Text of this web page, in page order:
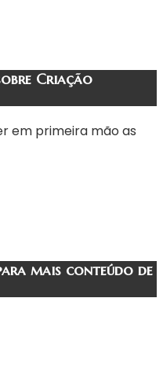
Criação
em primeira mão as
mais conteúdo de